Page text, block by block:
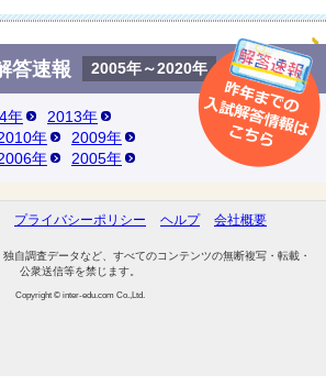
答速報 2005年～2020年
年
2013年
年
2009年
年 2005年
プライバシーポリシー ヘルプ 会社概要
自調査データなど、すべてのコンテンツの無断複写・転載・
公衆送信等を禁じます。
Copyright © inter-edu.com Co.,Ltd.